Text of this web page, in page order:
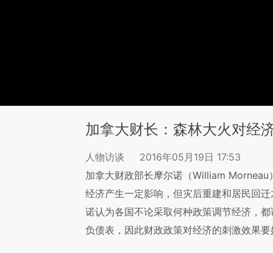
加拿大财长：森林大火对经
人物访谈
2016年05月19日 17:53
加拿大财政部长摩尔诺（William
经济产生一定影响，但灾后重建和居民回
诺认为各国不论采取何种政策调节经济，
负债表，因此财政政策对经济的刺激效果